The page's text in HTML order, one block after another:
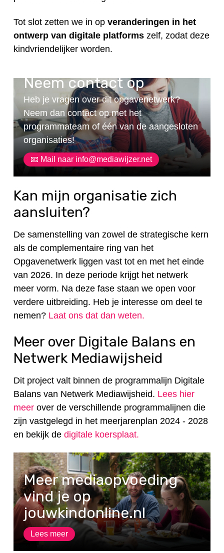
Tot slot zetten we in op veranderingen in het
ontwerp van digitale platforms zelf, zodat deze
kindvriendelijker worden.
Neem contact op
Heb je vragen over dit opgavenetwerk?
Neem dan contact op met het
programmateam of één van de aangesloten
organisaties!
📧 Mail naar info@mediawijzer.net
Kan mijn organisatie zich
aansluiten?
De samenstelling van zowel de strategische kern
als de complementaire ring van het
Opgavenetwerk liggen vast tot en met het einde
van 2026. In deze periode krijgt het netwerk
meer vorm. Na deze fase staan we open voor
verdere uitbreiding. Heb je interesse om deel te
nemen? Laat ons dat dan weten.
Meer over Digitale Balans en
Netwerk Mediawijsheid
Dit project valt binnen de programmalijn Digitale
Balans van Netwerk Mediawijsheid. Lees hier
meer over de verschillende programmalijnen die
zijn vastgelegd in het meerjarenplan 2024 - 2028
en bekijk de digitale koersplaat.
Meer mediaopvoeding
vind je op
jouwkindonline.nl
Lees meer